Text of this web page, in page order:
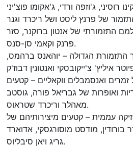
התזמורתי של אנטון ברוקנר, סזר
פרנק וקאמי סן-סנס.
התזמורת הגדולה – יוהאנס ברהמס,
זמרים ואנסמבלים ווקאליים – קטעים
ואופרות של גבריאל פורה, גוסטב
מאהלר וריכרד שטראוס.
עממית – קטעים מיצירותיהם של
מודסט מוסורגסקי, אדוארד
גריג ויאן סיבליוס.